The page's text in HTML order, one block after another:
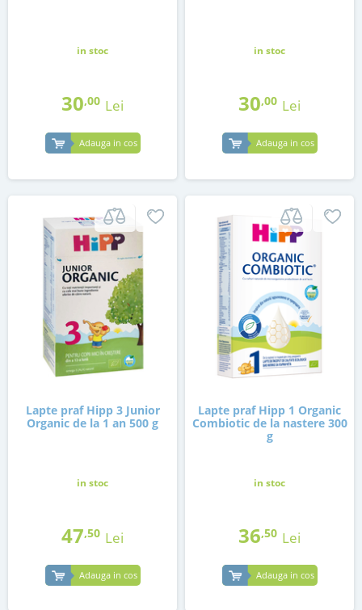
in stoc
30,00 Lei
Adauga in cos
in stoc
30,00 Lei
Adauga in cos
Lapte praf Hipp 3 Junior
Organic de la 1 an 500 g
in stoc
47,50 Lei
Adauga in cos
Lapte praf Hipp 1 Organic
Combiotic de la nastere 300
g
in stoc
36,50 Lei
Adauga in cos